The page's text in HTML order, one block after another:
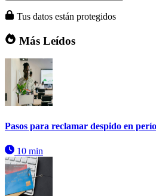
Tus datos están protegidos
Más Leídos
Pasos para reclamar despido en
10 min